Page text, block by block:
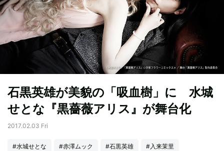
石黒英雄が美貌の「吸血樹」に 水城
せとな『黒薔薇アリス』が舞台化
2017.02.03 Fri
#水城せとな #赤澤ムック #石黒英雄 #入来茉里